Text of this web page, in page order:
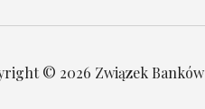
© 2026 Związek